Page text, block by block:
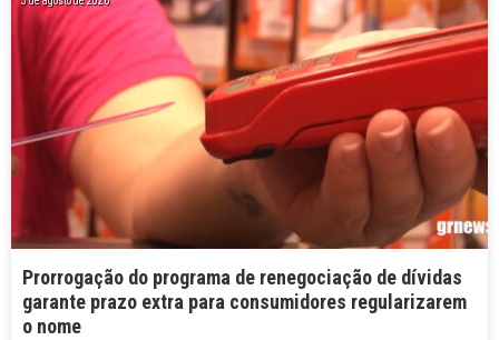
Prorrogação do programa de renegociação de dívidas
garante prazo extra para consumidores regularizarem
o nome